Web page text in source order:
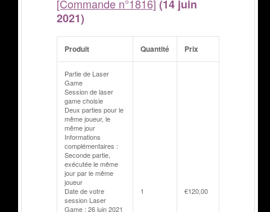
[Commande n°1816] (14 juin
2021)
Produit Quantité Prix
Partie de Laser
Game
Session de laser
game choisie
Deux parties pour le
même joueur, le
même jour
Informations
complémentaires :
Seconde partie,
exécutée le même
jour par le même
joueur
Date de votre
session Laser
Game : 26 juin 2021
1 €120,00